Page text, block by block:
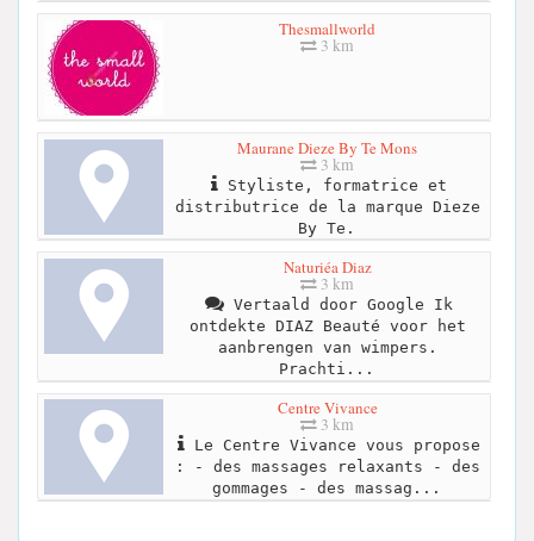
Thesmallworld
3 km
Maurane Dieze By Te Mons
3 km
Styliste, formatrice et
distributrice de la marque Dieze
By Te.
Naturiéa Diaz
3 km
Vertaald door Google Ik
ontdekte DIAZ Beauté voor het
aanbrengen van wimpers.
Prachti...
Centre Vivance
3 km
Le Centre Vivance vous propose
: - des massages relaxants - des
gommages - des massag...